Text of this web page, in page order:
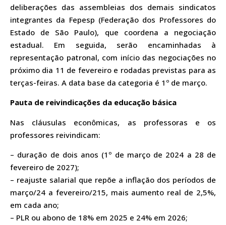
deliberações das assembleias dos demais sindicatos
integrantes da Fepesp (Federação dos Professores do
Estado de São Paulo), que coordena a negociação
estadual. Em seguida, serão encaminhadas à
representação patronal, com início das negociações no
próximo dia 11 de fevereiro e rodadas previstas para as
terças-feiras. A data base da categoria é 1º de março.
Pauta de reivindicações da educação básica
Nas cláusulas econômicas, as professoras e os
professores reivindicam:
– duração de dois anos (1º de março de 2024 a 28 de
fevereiro de 2027);
– reajuste salarial que repõe a inflação dos períodos de
março/24 a fevereiro/215, mais aumento real de 2,5%,
em cada ano;
– PLR ou abono de 18% em 2025 e 24% em 2026;